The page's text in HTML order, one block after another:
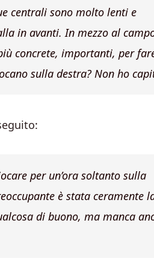
centrali sono molto lenti e
in avanti. In mezzo al
concrete, importanti, per
sulla destra? Non ho
per un’ora soltanto sulla
è stata ceramente
di buono, ma manca